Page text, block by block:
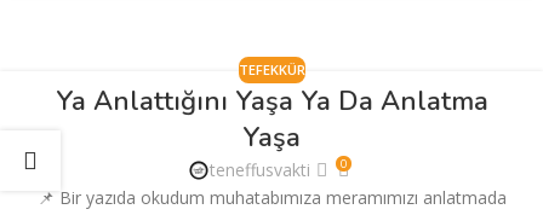
TEFEKKÜR
Ya Anlattığını Yaşa Ya Da Anlatma
Yaşa
teneffusvakti 0
📌 Bir yazıda okudum muhatabımıza meramımızı anlatmada